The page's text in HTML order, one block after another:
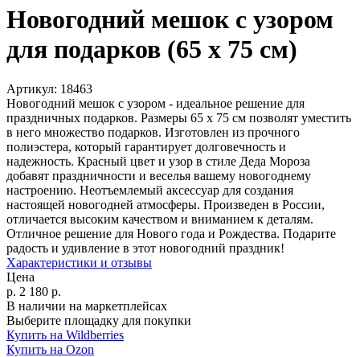
Новогодний мешок с узором
для подарков (65 х 75 см)
Артикул: 18463
Новогодний мешок с узором - идеальное решение для
праздничных подарков. Размеры 65 х 75 см позволят уместить
в него множество подарков. Изготовлен из прочного
полиэстера, который гарантирует долговечность и
надежность. Красный цвет и узор в стиле Деда Мороза
добавят праздничности и веселья вашему новогоднему
настроению. Неотъемлемый аксессуар для создания
настоящей новогодней атмосферы. Произведен в России,
отличается высоким качеством и вниманием к деталям.
Отличное решение для Нового года и Рождества. Подарите
радость и удивление в этот новогодний праздник!
Характеристики и отзывы
Цена
р. 2 180 р.
В наличии на маркетплейсах
Выберите площадку для покупки
Купить на Wildberries
Купить на Ozon